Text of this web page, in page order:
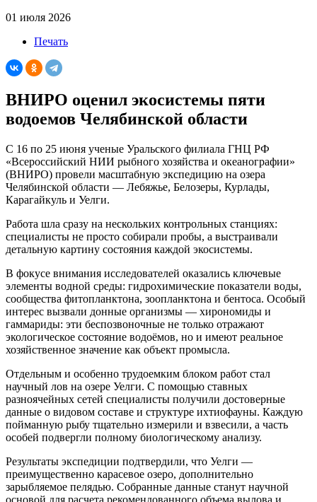
01 июля 2026
Печать
ВНИРО оценил экосистемы пяти
водоемов Челябинской области
С 16 по 25 июня ученые Уральского филиала ГНЦ РФ
«Всероссийский НИИ рыбного хозяйства и океанографии»
(ВНИРО) провели масштабную экспедицию на озера
Челябинской области — Лебяжье, Белозеры, Курлады,
Карагайкуль и Уелги.
Работа шла сразу на нескольких контрольных станциях:
специалисты не просто собирали пробы, а выстраивали
детальную картину состояния каждой экосистемы.
В фокусе внимания исследователей оказались ключевые
элементы водной среды: гидрохимические показатели воды,
сообщества фитопланктона, зоопланктона и бентоса. Особый
интерес вызвали донные организмы — хирономиды и
гаммариды: эти беспозвоночные не только отражают
экологическое состояние водоёмов, но и имеют реальное
хозяйственное значение как объект промысла.
Отдельным и особенно трудоемким блоком работ стал
научный лов на озере Уелги. С помощью ставных
разноячейных сетей специалисты получили достоверные
данные о видовом составе и структуре ихтиофауны. Каждую
пойманную рыбу тщательно измерили и взвесили, а часть
особей подвергли полному биологическому анализу.
Результаты экспедиции подтвердили, что Уелги —
преимущественно карасевое озеро, дополнительно
зарыбляемое пелядью. Собранные данные станут научной
основой для расчета рекомендованного объема вылова и